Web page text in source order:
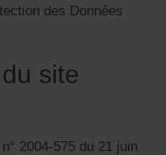
des Données
site
2004-575 du 21 juin